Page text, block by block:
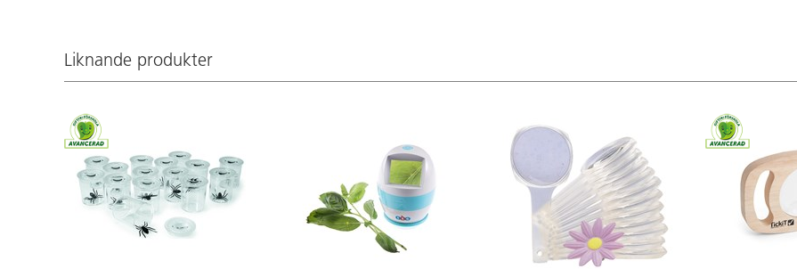
Laddas via USB. Från 3 år.
POM. Lämplig från 3 år och uppåt.
Liknande produkter